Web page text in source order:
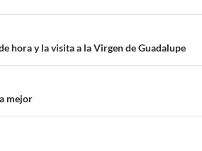
hora y la visita a la Virgen de Guadalupe
mejor